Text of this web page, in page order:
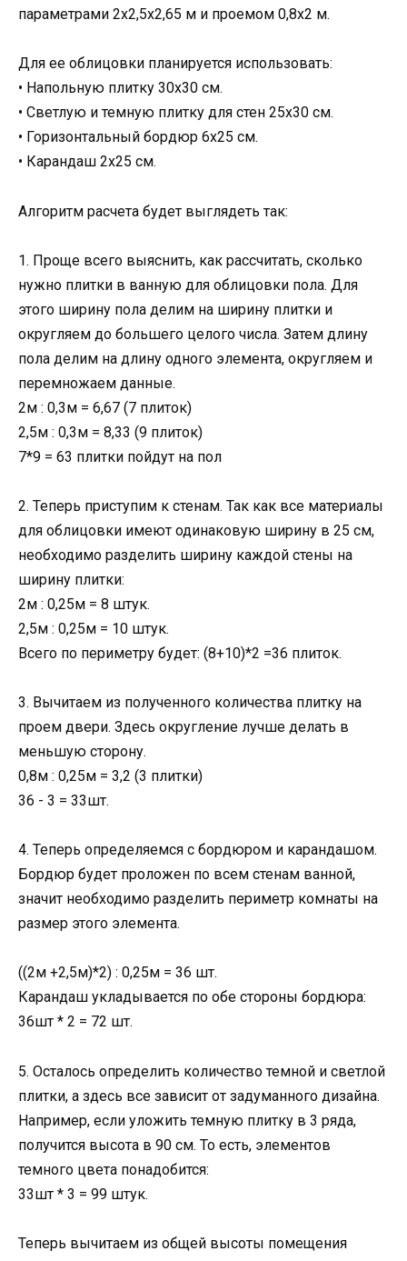
параметрами 2х2,5х2,65 м и проемом 0,8х2 м.
Для ее облицовки планируется использовать:
• Напольную плитку 30х30 см.
• Светлую и темную плитку для стен 25х30 см.
• Горизонтальный бордюр 6х25 см.
• Карандаш 2х25 см.
Алгоритм расчета будет выглядеть так:
1. Проще всего выяснить, как рассчитать, сколько
нужно плитки в ванную для облицовки пола. Для
этого ширину пола делим на ширину плитки и
округляем до большего целого числа. Затем длину
пола делим на длину одного элемента, округляем и
перемножаем данные.
2м : 0,3м = 6,67 (7 плиток)
2,5м : 0,3м = 8,33 (9 плиток)
7*9 = 63 плитки пойдут на пол
2. Теперь приступим к стенам. Так как все материалы
для облицовки имеют одинаковую ширину в 25 см,
необходимо разделить ширину каждой стены на
ширину плитки:
2м : 0,25м = 8 штук.
2,5м : 0,25м = 10 штук.
Всего по периметру будет: (8+10)*2 =36 плиток.
3. Вычитаем из полученного количества плитку на
проем двери. Здесь округление лучше делать в
меньшую сторону.
0,8м : 0,25м = 3,2 (3 плитки)
36 - 3 = 33шт.
4. Теперь определяемся с бордюром и карандашом.
Бордюр будет проложен по всем стенам ванной,
значит необходимо разделить периметр комнаты на
размер этого элемента.
((2м +2,5м)*2) : 0,25м = 36 шт.
Карандаш укладывается по обе стороны бордюра:
36шт * 2 = 72 шт.
5. Осталось определить количество темной и светлой
плитки, а здесь все зависит от задуманного дизайна.
Например, если уложить темную плитку в 3 ряда,
получится высота в 90 см. То есть, элементов
темного цвета понадобится:
33шт * 3 = 99 штук.
Теперь вычитаем из общей высоты помещения